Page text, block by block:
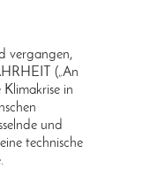
vergangen,
(„An
in
und
technische